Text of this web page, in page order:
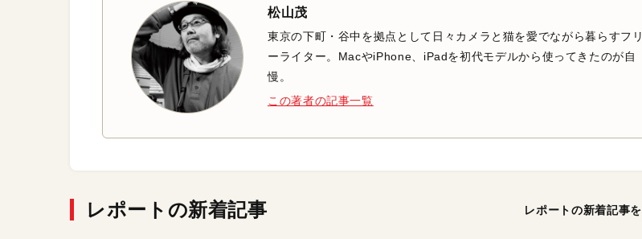
松山茂
東京の下町・谷中を拠点として日々カメラと猫を愛でながら暮らすフリ
ーライター。MacやiPhone、iPadを初代モデルから使ってきたのが自
慢。
この著者の記事一覧
レポートの新着記事 レポートの新着記事を